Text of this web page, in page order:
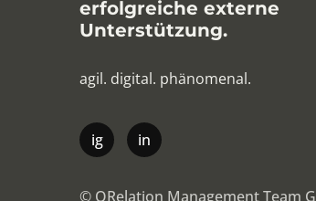
erfolgreiche externe
Unterstützung.
agil. digital. phänomenal.
© QRelation Management Team